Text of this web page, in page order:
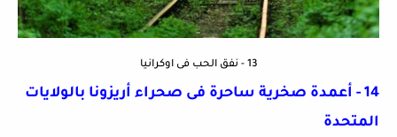
13 - نفق الحب فى اوكرانيا
14 - أعمدة صخرية ساحرة فى صحراء أريزونا بالولايات
المتحدة